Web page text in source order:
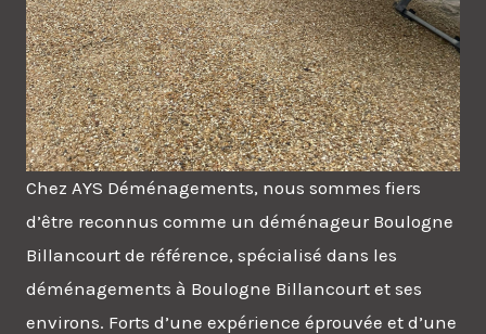
Chez AYS Déménagements, nous sommes fiers
d’être reconnus comme un déménageur Boulogne
Billancourt de référence, spécialisé dans les
déménagements à Boulogne Billancourt et ses
environs. Forts d’une expérience éprouvée et d’une